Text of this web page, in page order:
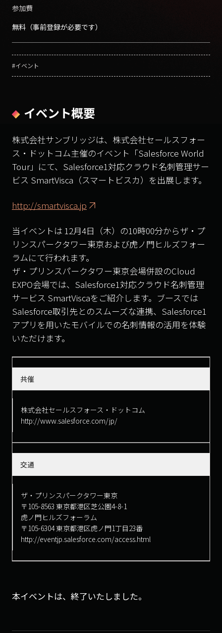
参加費
無料（事前登録が必要です）
#イベント
イベント概要
株式会社サンブリッジは、株式会社セールスフォー
ス・ドットコム主催のイベント「Salesforce World
Tour」にて、Salesforce1対応クラウド名刺管理サー
ビス SmartVisca（スマートビスカ）を出展します。
http://smartvisca.jp
当イベントは 12月4日（木）の10時00分からザ・プ
リンスパークタワー東京および虎ノ門ヒルズフォー
ラムにて行われます。
ザ・プリンスパークタワー東京会場併設のCloud
EXPO会場では、Salesforce1対応クラウド名刺管理
サービス SmartViscaをご紹介します。ブースでは
Salesforce取引先とのスムーズな連携、Salesforce1
アプリを用いたモバイルでの名刺情報の活用を体験
いただけます。
共催
株式会社セールスフォース・ドットコム
http://www.salesforce.com/jp/
交通
ザ・プリンスパークタワー東京
〒105-8563 東京都港区芝公園4-8-1
虎ノ門ヒルズフォーラム
〒105-6304 東京都港区虎ノ門1丁目23番
http://eventjp.salesforce.com/access.html
本イベントは、終了いたしました。